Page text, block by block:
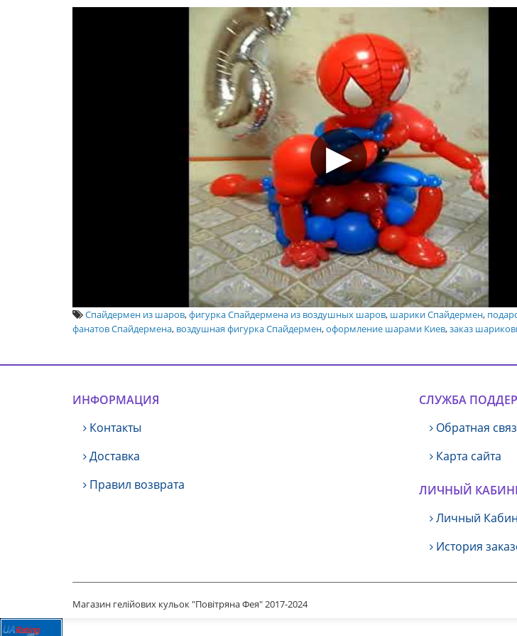
Спайдермен из шаров,фигурка Спайдермена из воздушных шаров, шарики Спайдермен,
фанатов Спайдермена, воздушная фигурка Спайдермен,оформление шарами Киев,заказ
ИНФОРМАЦИЯ
Контакты
Доставка
Правил возврата
СЛУЖБА
Обратная
Карта сайта
ЛИЧНЫЙ
Личный
История
Магазин гелійових кульок "Повітряна Фея" 2017-2024